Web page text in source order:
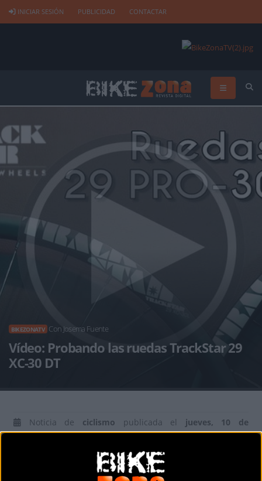
INICIAR SESIÓN PUBLICIDAD CONTACTAR
BIKEZONATV Con Josema Fuente
Vídeo: Probando las ruedas TrackStar 29
XC-30 DT
Noticia de ciclismo publicada el jueves, 10 de